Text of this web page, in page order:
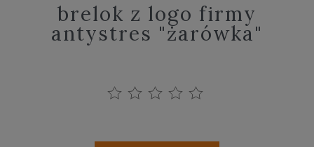
brelok z logo firmy
antystres "żarówka"